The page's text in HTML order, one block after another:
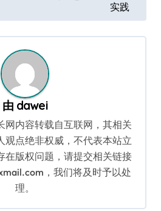
实践
由 dawei
网内容转载自互联网，其相关
观点绝非权威，不代表本站立
在版权问题，请提交相关链接
，我们将及时予以处
理。